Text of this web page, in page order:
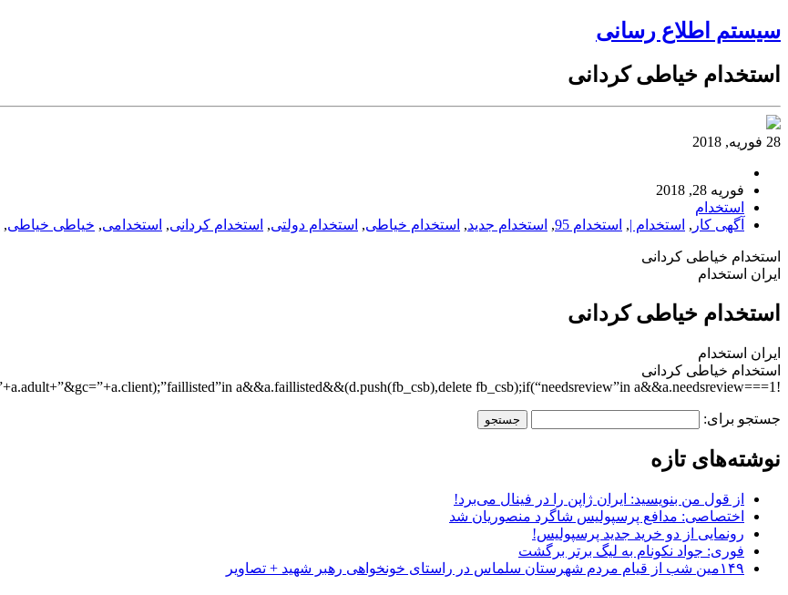
سیستم اطلاع رسانی
استخدام خیاطی کردانی
28 فوریه, 2018
فوریه 28, 2018
استخدام
آگهی کار , استخدام |, استخدام 95 , استخدام جدید, استخدام خیاطی, استخدام دولتی, استخدام کردانی, استخدامی, خیاطی خیاطی,
استخدام خیاطی کردانی
ایران استخدام
استخدام خیاطی کردانی
ایران استخدام
استخدام خیاطی کردانی
!1===a.adult)&&”255″===ds)&&(d.push(fb_csa),delete fb_csa,c+=”&as=”+a.adult+”&gc=”+a.client);”faillisted”in a&&a.faillisted&&(d.push(fb_csb),delete fb_csb);if(“needsreview”in a&&a.needsreview
جستجو برای:
نوشته‌های تازه
از قول من بنویسید: ایران ژاپن را در فینال می‌برد!
اختصاصی: مدافع پرسپولیس شاگرد منصوریان شد
رونمایی از دو خرید جدید پرسپولیس!
فوری: جواد نکونام به لیگ برتر برگشت
۱۴۹مین شب از قیام مردم شهرستان سلماس در راستای خونخواهی رهبر شهید + تصاویر